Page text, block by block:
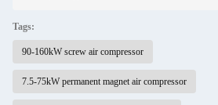
Tags:
90-160kW screw air compressor
7.5-75kW permanent magnet air compressor